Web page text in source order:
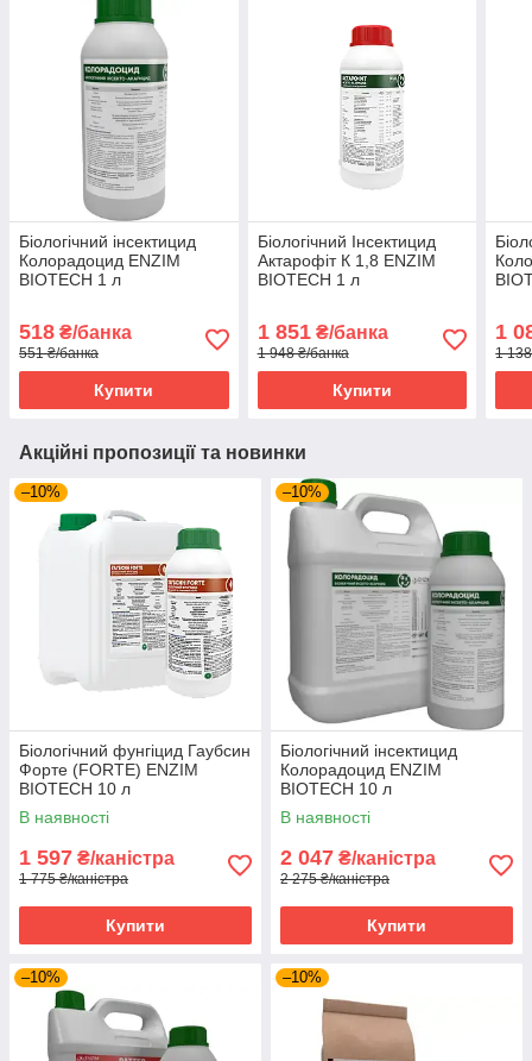
Біологічний інсектицид
Колорадоцид ENZIM
BIOTECH 1 л
518 ₴/банка
551 ₴/банка
Купити
Біологічний Інсектицид
Актарофіт К 1,8 ENZIM
BIOTECH 1 л
1 851₴/банка
1 948 ₴/банка
Купити
1
1
Акційні пропозиції та новинки
–10%
Біологічний фунгіцид Гаубсин
Форте (FORTE) ENZIM
BIOTECH 10 л
В наявності
1 597 ₴/каністра
1 775 ₴/каністра
Купити
–10%
Біологічний інсектицид
Колорадоцид ENZIM
BIOTECH 10 л
В наявності
2 047 ₴/каністра
2 275 ₴/каністра
Купити
–10% –10%